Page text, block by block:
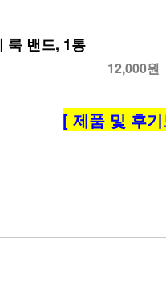
룩 밴드, 1통
12,000원
[ 제품 및 후